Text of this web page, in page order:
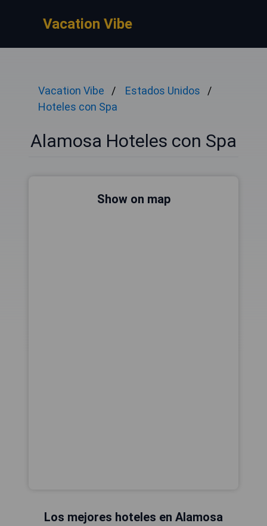
Vacation Vibe
Vacation Vibe
Estados Unidos
Hoteles con Spa
Alamosa Hoteles con Spa
Show on map
Los mejores hoteles en Alamosa